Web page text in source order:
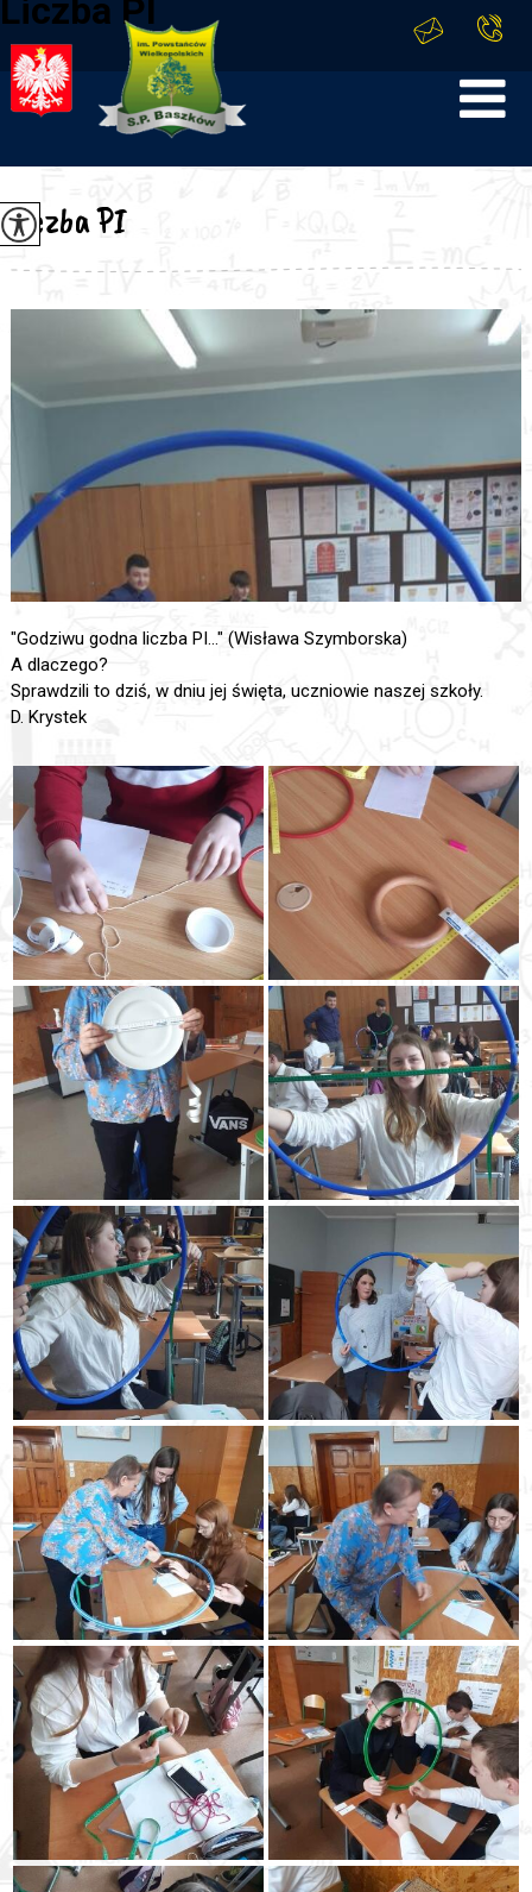
Liczba PI
Liczba PI
"Godziwu godna liczba PI..." (Wisława Szymborska)
A dlaczego?
Sprawdzili to dziś, w dniu jej święta, uczniowie naszej szkoły.
D. Krystek